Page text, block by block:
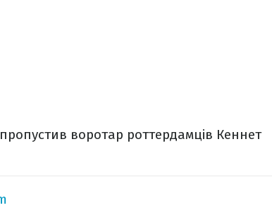
воротар роттердамців Кеннет